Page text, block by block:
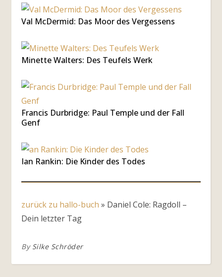
Val McDermid: Das Moor des Vergessens
Minette Walters: Des Teufels Werk
Francis Durbridge: Paul Temple und der Fall
Genf
Ian Rankin: Die Kinder des Todes
zurück zu hallo-buch » Daniel Cole: Ragdoll –
Dein letzter Tag
By Silke Schröder